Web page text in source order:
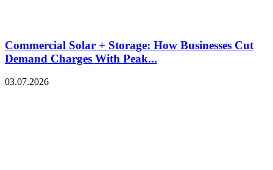
Commercial Solar + Storage: How Businesses Cut
Demand Charges With Peak...
03.07.2026